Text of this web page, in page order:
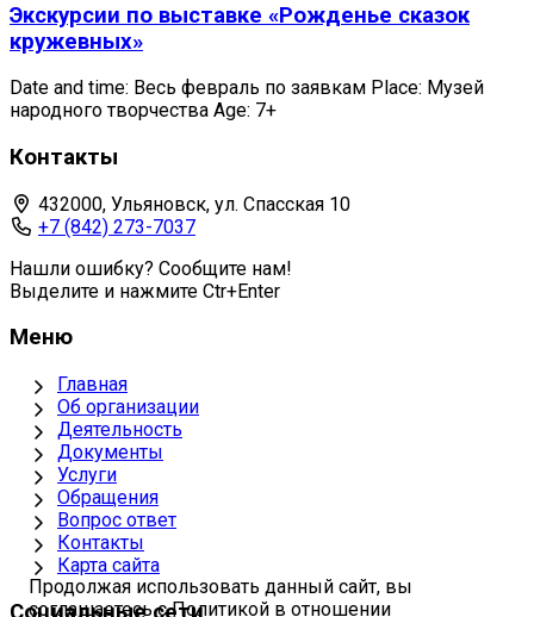
Экскурсии по выставке «Рожденье сказок
кружевных»
Date and time: Весь февраль по заявкам Place: Музей
народного творчества Age: 7+
Контакты
432000, Ульяновск, ул. Спасская 10
+7 (842) 273-7037
Нашли ошибку? Сообщите нам!
Выделите и нажмите Ctr+Enter
Меню
Главная
Об организации
Деятельность
Документы
Услуги
Обращения
Вопрос ответ
Контакты
Карта сайта
Продолжая использовать данный сайт, вы
соглашаетесь с Политикой в отношении